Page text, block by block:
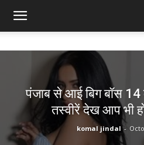
पंजाब से आई बिग बॉस
तस्वीरें देख आप भी
komal jindal -